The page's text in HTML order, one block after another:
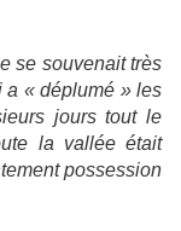
se souvenait très
a « déplumé » les
jours tout le
la vallée était
possession